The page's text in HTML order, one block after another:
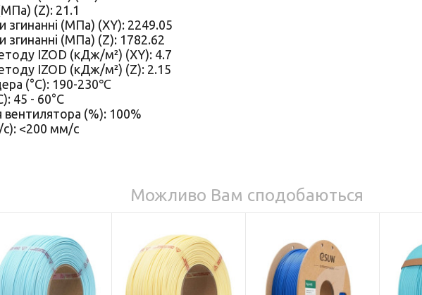
(Z): 21.1
згинанні (МПа) (XY): 2249.05
згинанні (МПа) (Z): 1782.62
IZOD (кДж/м²) (XY): 4.7
IZOD (кДж/м²) (Z): 2.15
(°C): 190-230℃
45 - 60°C
(%): 100%
<200 мм/с
Можливо Вам сподобаються